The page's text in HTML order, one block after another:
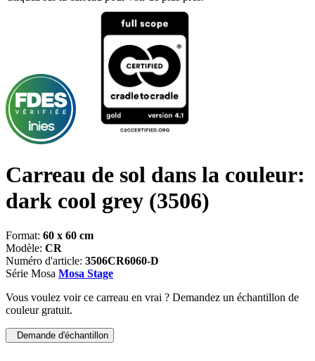
Carreau de sol dans la couleur:
dark cool grey (3506)
Format: 60 x 60 cm
Modèle: CR
Numéro d'article: 3506CR6060-D
Série Mosa Mosa Stage
Vous voulez voir ce carreau en vrai ? Demandez un échantillon de
couleur gratuit.
Demande d'échantillon